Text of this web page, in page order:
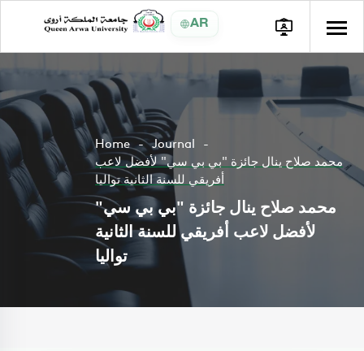
AR
Home
Journal
محمد صلاح ينال جائزة "بي بي سي" لأفضل لاعب
أفريقي للسنة الثانية تواليا
محمد صلاح ينال جائزة "بي بي سي"
لأفضل لاعب أفريقي للسنة الثانية
تواليا